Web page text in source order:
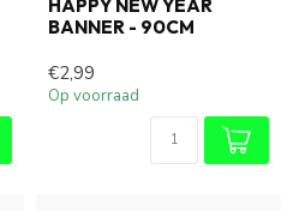
HAPPY NEW YEAR
BANNER - 90CM
€2,99
Op voorraad